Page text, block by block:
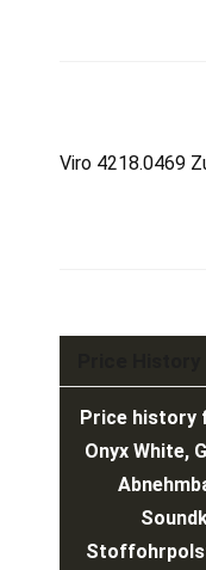
Viro 4218.0469
Price history
Onyx White,